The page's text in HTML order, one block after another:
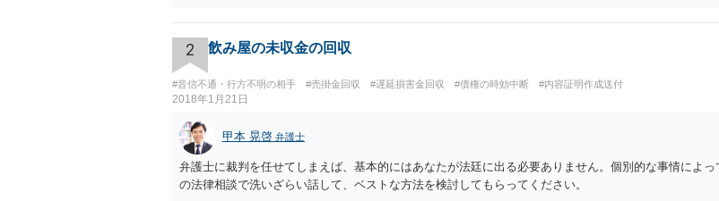
2 飲み屋の未収金の回収
#音信不通・行方不明の相手 #売掛金回収 #遅延損害金回収 #債権の時効中断 #内容証明作成送付
2018年1月21日
甲本 晃啓 弁護士
弁護士に裁判を任せてしまえば、基本的にはあなたが法廷に出る必要ありません。個別的な事情によ
の法律相談で洗いざらい話して、ベストな方法を検討してもらってください。